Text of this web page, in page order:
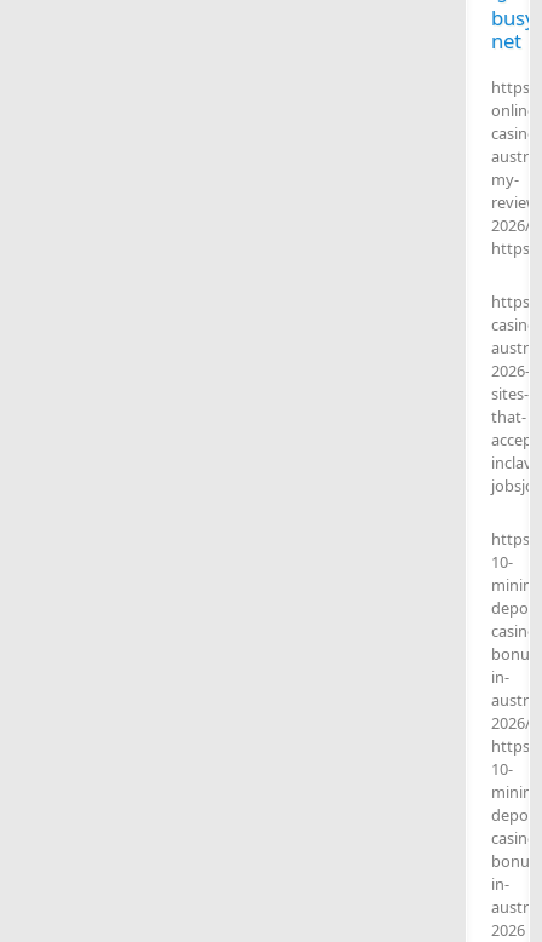
busy
net
online-
my-
review-
2026/
2026-
sites-
that-
accept-
inclave
10-
casino-
in-
2026/
10-
casino-
in-
2026